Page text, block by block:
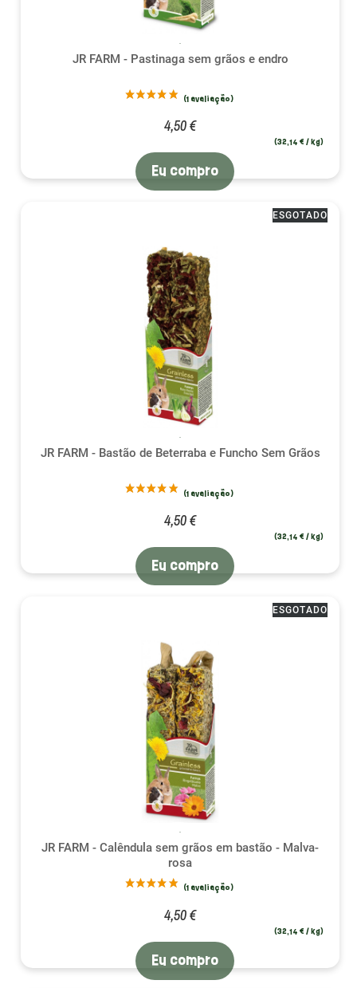
JR FARM - Pastinaga sem grãos e endro
4,50 €
(32,14 € / kg)
Eu compro
JR FARM - Bastão de Beterraba e Funcho Sem Grãos
4,50 €
(32,14 € / kg)
ESGOTADO
Eu compro
JR FARM - Calêndula sem grãos em bastão - Malva-
rosa
4,50 €
(32,14 € / kg)
ESGOTADO
Eu compro